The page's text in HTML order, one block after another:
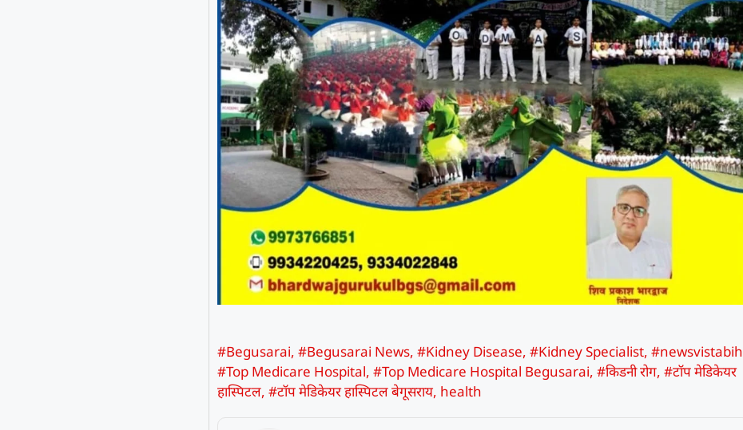
#Begusarai,#Begusarai News,#Kidney Disease,#Kidney Specialist,#newsvistabih
#Top Medicare Hospital,#Top Medicare Hospital Begusarai,#किडनी रोग,#टॉप मेडिकेयर
हास्पिटल,#टॉप मेडिकेयर हास्पिटल बेगूसराय, health